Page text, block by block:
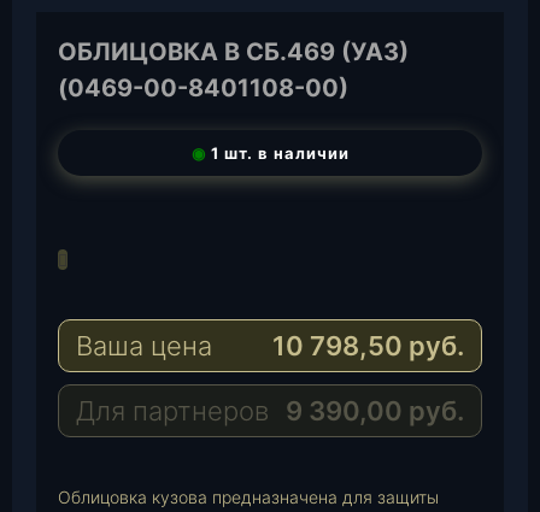
ОБЛИЦОВКА В СБ.469 (УАЗ)
(0469-00-8401108-00)
◉ 1 шт. в наличии
g
a
m
A
p
p
M
i
Ваша цена 10 798,50 руб.
Для партнеров 9 390,00 руб.
Облицовка кузова предназначена для защиты